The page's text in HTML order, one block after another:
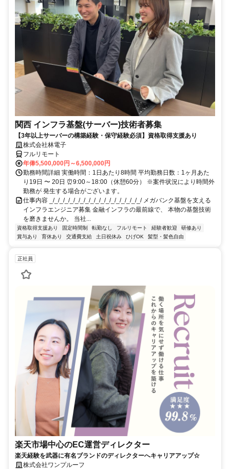
関西 インフラ基盤(サーバー)技術者募集
【3年以上サーバーの構築経験・保守経験必須】資格取得支援あり
株式会社林電子
フルリモート
年俸5,500,000円～6,500,000円
勤務時間詳細 実働時間：1日あたり8時間 平均勤務日数：1ヶ月あた
り19日 〜 20日 ⏰9:00～18:00（休憩60分） ※案件状況により時間外
勤務が 発生する場合がございます。
仕事内容 _/_/_/_/_/_/_/_/_/_/_/_/_/_/_/_/_/_/ メガバンク基盤を支える
インフラエンジニア募集 金融インフラの最前線で、 本物の基盤技術
を磨きませんか。 当社...
資格取得支援あり 固定時間制 転勤なし フルリモート 経験者歓迎
研修あり
賞与あり
育休あり 交通費支給 土日祝休み ひげOK 髪型・髪色自由
正社員
楽天市場中心のEC運営ディレクター
楽天経験を武器に有名ブランドのディレクターへキャリアアップ☆
株式会社ワンプルーフ